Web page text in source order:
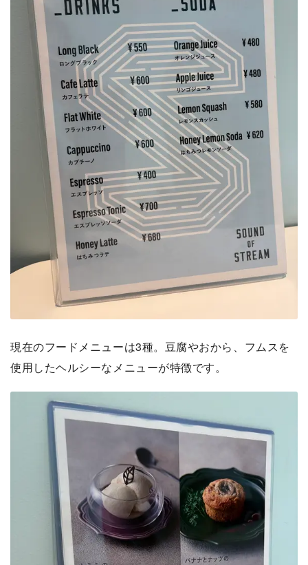
現在のフードメニューは3種。豆腐やおから、フムスを
使用したヘルシーなメニューが特徴です。